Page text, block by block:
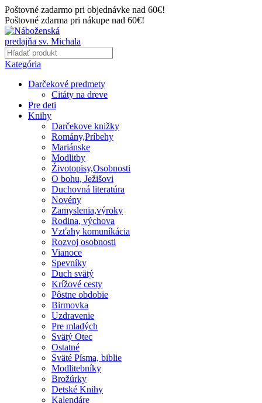
Poštovné zadarmo pri objednávke nad 60€!
Poštovné zdarma pri nákupe nad 60€!
Kategória
Darčekové predmety
Citáty na dreve
Pre deti
Knihy
Darčekove knižky
Romány,Príbehy
Mariánske
Modlitby
Źivotopisy,Osobnosti
O bohu, Ježišovi
Duchovná literatúra
Novény
Zamyslenia,výroky
Rodina, výchova
Vzťahy komuníkácia
Rozvoj osobnosti
Vianoce
Spevníky
Duch svätý
Krížové cesty
Pôstne obdobie
Birmovka
Uzdravenie
Pre mladých
Svätý Otec
Ostatné
Sväté Písma, biblie
Modlitebníky
Brožúrky
Detské Knihy
Kalendáre